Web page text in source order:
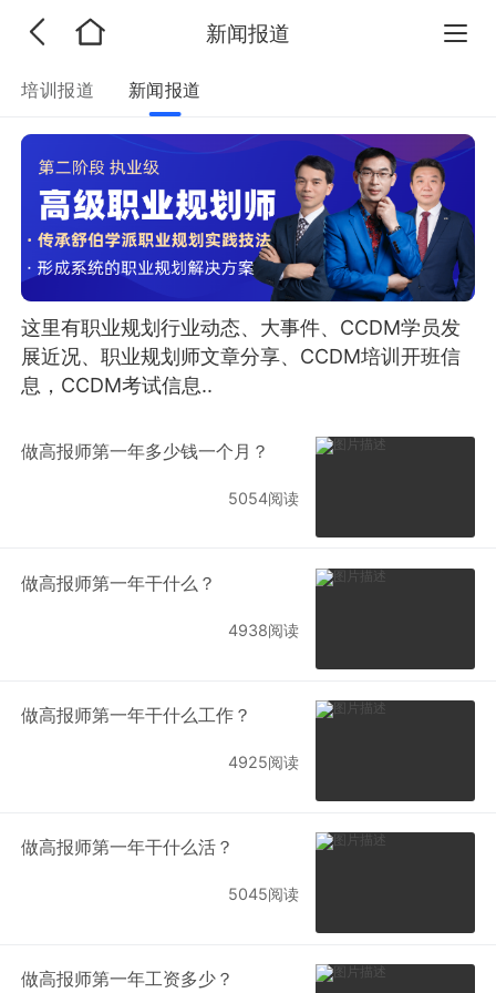
新闻报道
培训报道 新闻报道
这里有职业规划行业动态、大事件、CCDM学员发
展近况、职业规划师文章分享、CCDM培训开班信
息，CCDM考试信息..
做高报师第一年多少钱一个月？
5054阅读
做高报师第一年干什么？
4938阅读
做高报师第一年干什么工作？
4925阅读
做高报师第一年干什么活？
5045阅读
做高报师第一年工资多少？